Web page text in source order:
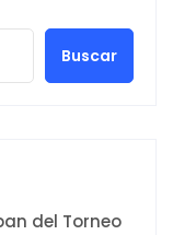
Buscar
del Torneo